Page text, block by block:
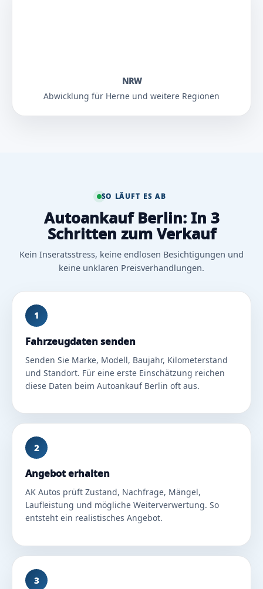
NRW
Abwicklung für Herne und weitere Regionen
SO LÄUFT ES AB
Autoankauf Berlin: In 3
Schritten zum Verkauf
Kein Inseratsstress, keine endlosen Besichtigungen und
keine unklaren Preisverhandlungen.
1
Fahrzeugdaten senden
Senden Sie Marke, Modell, Baujahr, Kilometerstand
und Standort. Für eine erste Einschätzung reichen
diese Daten beim Autoankauf Berlin oft aus.
2
Angebot erhalten
AK Autos prüft Zustand, Nachfrage, Mängel,
Laufleistung und mögliche Weiterverwertung. So
entsteht ein realistisches Angebot.
3